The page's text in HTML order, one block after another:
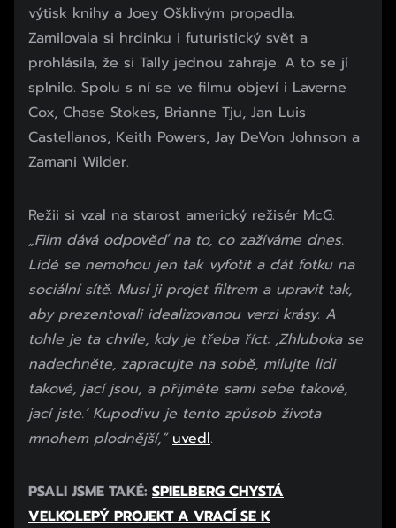
výtisk knihy a Joey Ošklivým propadla.
Zamilovala si hrdinku i futuristický svět a
prohlásila, že si Tally jednou zahraje. A to se jí
splnilo. Spolu s ní se ve filmu objeví i Laverne
Cox, Chase Stokes, Brianne Tju, Jan Luis
Castellanos, Keith Powers, Jay DeVon Johnson a
Zamani Wilder.
Režii si vzal na starost americký režisér McG.
„Film dává odpověď na to, co zažíváme dnes.
Lidé se nemohou jen tak vyfotit a dát fotku na
sociální sítě. Musí ji projet filtrem a upravit tak,
aby prezentovali idealizovanou verzi krásy. A
tohle je ta chvíle, kdy je třeba říct: ‚Zhluboka se
nadechněte, zapracujte na sobě, milujte lidi
takové, jací jsou, a přijměte sami sebe takové,
jací jste.‘ Kupodivu je tento způsob života
mnohem plodnější,“ uvedl.
PSALI JSME TAKÉ: SPIELBERG CHYSTÁ
VELKOLEPÝ PROJEKT A VRACÍ SE K